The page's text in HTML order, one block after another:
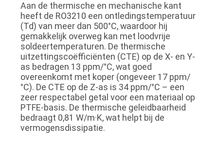
Aan de thermische en mechanische kant
heeft de RO3210 een ontledingstemperatuur
(Td) van meer dan 500°C, waardoor hij
gemakkelijk overweg kan met loodvrije
soldeertemperaturen. De thermische
uitzettingscoëfficiënten (CTE) op de X- en Y-
as bedragen 13 ppm/°C, wat goed
overeenkomt met koper (ongeveer 17 ppm/
°C). De CTE op de Z-as is 34 ppm/°C – een
zeer respectabel getal voor een materiaal op
PTFE-basis. De thermische geleidbaarheid
bedraagt ​​0,81 W/m·K, wat helpt bij de
vermogensdissipatie.